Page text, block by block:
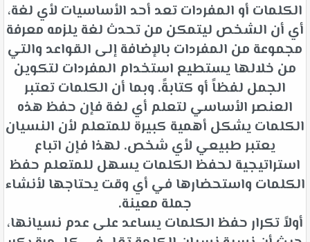
الكلمات أو المفردات تعد أحد الأساسيات لأي لغة،
أي أن الشخص ليتمكن من تحدث لغة يلزمه معرفة
مجموعة من المفردات بالإضافة إلى القواعد والتي
من خلالها يستطيع استخدام المفردات لتكوين
الجمل لفظاً أو كتابةً. وبما أن الكلمات تعتبر
العنصر الأساسي لتعلم أي لغة فإن حفظ هذه
الكلمات يشكل أهمية كبيرة للمتعلم لأن النسيان
يعتبر طبيعي لأي شخص. لهذا فإن اتباع
استراتيجية لحفظ الكلمات يسهل للمتعلم حفظ
الكلمات واستحضارها في أي وقت يحتاجها لأنشاء
جملة معينة.
أولاً تكرار حفظ الكلمات يساعد على عدم نسيانها،